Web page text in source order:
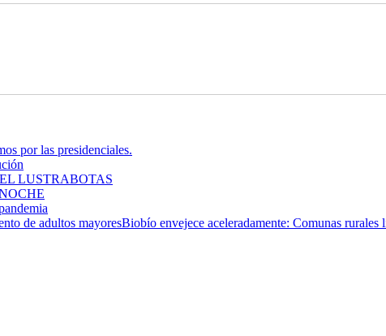
por las presidenciales.
LUSTRABOTAS
Biobío envejece aceleradamente: Comunas rurales